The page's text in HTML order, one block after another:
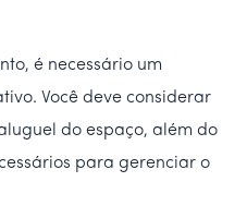
é necessário um
Você deve considerar
do espaço, além do
para gerenciar o